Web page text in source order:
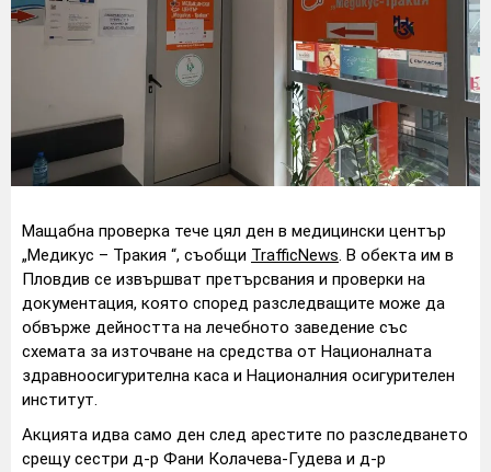
Мащабна проверка тече цял ден в медицински център
„Медикус – Тракия “, съобщи TrafficNews. В обекта им в
Пловдив се извършват претърсвания и проверки на
документация, която според разследващите може да
обвърже дейността на лечебното заведение със
схемата за източване на средства от Националната
здравноосигурителна каса и Националния осигурителен
институт.
Акцията идва само ден след арестите по разследването
срещу сестри д-р Фани Колачева-Гудева и д-р